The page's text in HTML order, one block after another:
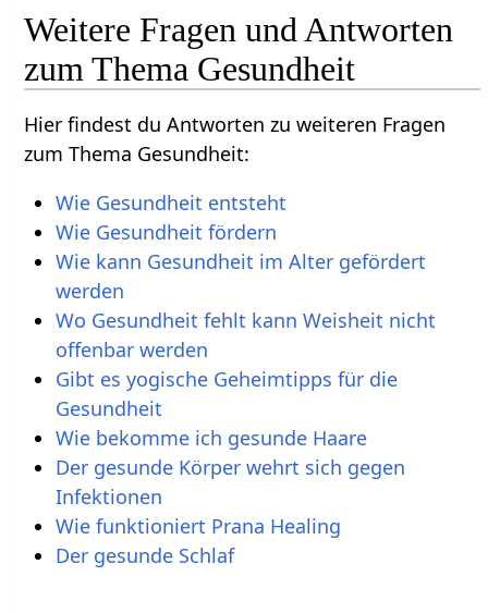
Weitere Fragen und Antworten
zum Thema Gesundheit
Hier findest du Antworten zu weiteren Fragen
zum Thema Gesundheit:
Wie Gesundheit entsteht
Wie Gesundheit fördern
Wie kann Gesundheit im Alter gefördert
werden
Wo Gesundheit fehlt kann Weisheit nicht
offenbar werden
Gibt es yogische Geheimtipps für die
Gesundheit
Wie bekomme ich gesunde Haare
Der gesunde Körper wehrt sich gegen
Infektionen
Wie funktioniert Prana Healing
Der gesunde Schlaf